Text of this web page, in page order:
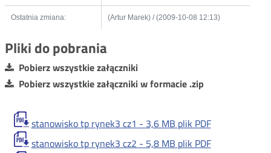
Ostatnia zmiana: (Artur Marek) / (2009-10-08 12:13)
Pliki do pobrania
Pobierz wszystkie załączniki
Pobierz wszystkie załączniki w formacie .zip
stanowisko tp rynek3 cz1 - 3,6 MB plik PDF
stanowisko tp rynek3 cz2 - 5,8 MB plik PDF